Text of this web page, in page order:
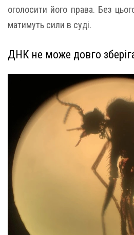
оголосити його права. Без
матимуть сили в суді.
ДНК не може довго